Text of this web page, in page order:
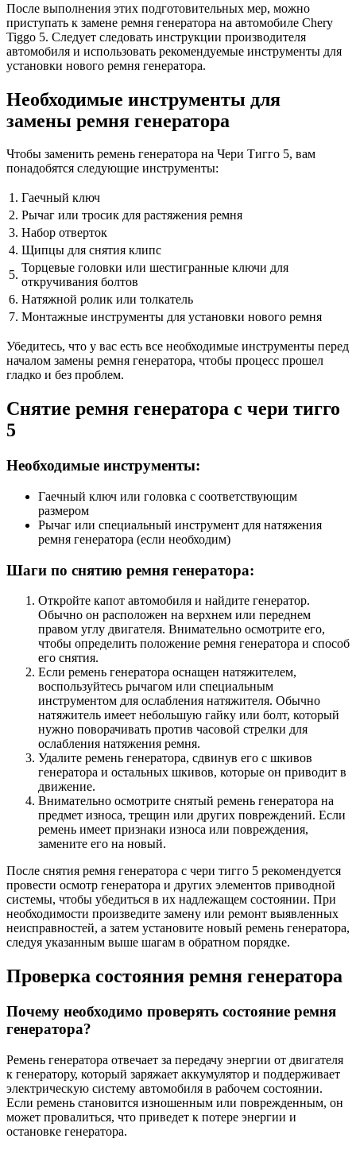
После выполнения этих подготовительных мер, можно
приступать к замене ремня генератора на автомобиле Chery
Tiggo 5. Следует следовать инструкции производителя
автомобиля и использовать рекомендуемые инструменты для
установки нового ремня генератора.
Необходимые инструменты для
замены ремня генератора
Чтобы заменить ремень генератора на Чери Тигго 5, вам
понадобятся следующие инструменты:
1. Гаечный ключ
2. Рычаг или тросик для растяжения ремня
3. Набор отверток
4. Щипцы для снятия клипс
5.
Торцевые головки или шестигранные ключи для
откручивания болтов
6. Натяжной ролик или толкатель
7. Монтажные инструменты для установки нового ремня
Убедитесь, что у вас есть все необходимые инструменты перед
началом замены ремня генератора, чтобы процесс прошел
гладко и без проблем.
Снятие ремня генератора с чери тигго
5
Необходимые инструменты:
Гаечный ключ или головка с соответствующим
размером
Рычаг или специальный инструмент для натяжения
ремня генератора (если необходим)
Шаги по снятию ремня генератора:
Откройте капот автомобиля и найдите генератор.
Обычно он расположен на верхнем или переднем
правом углу двигателя. Внимательно осмотрите его,
чтобы определить положение ремня генератора и способ
его снятия.
Если ремень генератора оснащен натяжителем,
воспользуйтесь рычагом или специальным
инструментом для ослабления натяжителя. Обычно
натяжитель имеет небольшую гайку или болт, который
нужно поворачивать против часовой стрелки для
ослабления натяжения ремня.
Удалите ремень генератора, сдвинув его с шкивов
генератора и остальных шкивов, которые он приводит в
движение.
Внимательно осмотрите снятый ремень генератора на
предмет износа, трещин или других повреждений. Если
ремень имеет признаки износа или повреждения,
замените его на новый.
После снятия ремня генератора с чери тигго 5 рекомендуется
провести осмотр генератора и других элементов приводной
системы, чтобы убедиться в их надлежащем состоянии. При
необходимости произведите замену или ремонт выявленных
неисправностей, а затем установите новый ремень генератора,
следуя указанным выше шагам в обратном порядке.
Проверка состояния ремня генератора
Почему необходимо проверять состояние ремня
генератора?
Ремень генератора отвечает за передачу энергии от двигателя
к генератору, который заряжает аккумулятор и поддерживает
электрическую систему автомобиля в рабочем состоянии.
Если ремень становится изношенным или поврежденным, он
может провалиться, что приведет к потере энергии и
остановке генератора.